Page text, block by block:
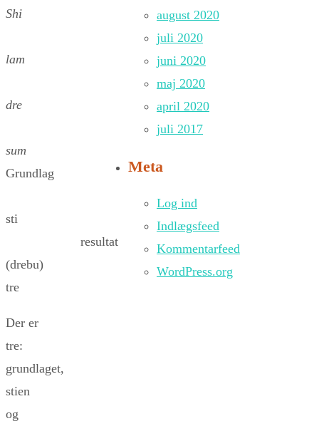
Shi
lam
dre
sum
Grundlag
sti
resultat
(drebu)
tre
Der er
tre:
grundlaget,
stien
og
august 2020
juli 2020
juni 2020
maj 2020
april 2020
juli 2017
Meta
Log ind
Indlægsfeed
Kommentarfeed
WordPress.org